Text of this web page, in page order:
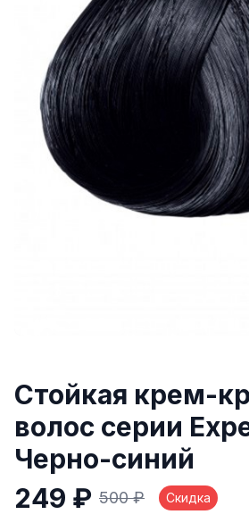
Стойкая крем-
волос серии
Черно-синий
249 ₽ 500 ₽ Скидка